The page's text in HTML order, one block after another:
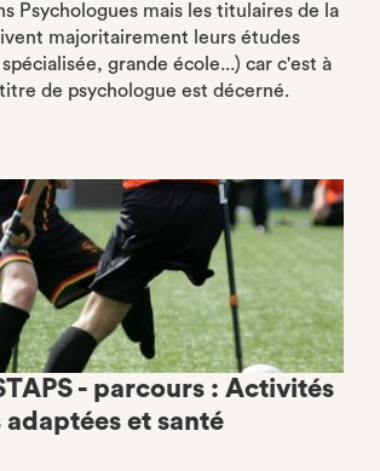
Psychologues mais les titulaires de la
majoritairement leurs études
grande école...) car c'est à
de psychologue est décerné.
- parcours : Activités
et santé